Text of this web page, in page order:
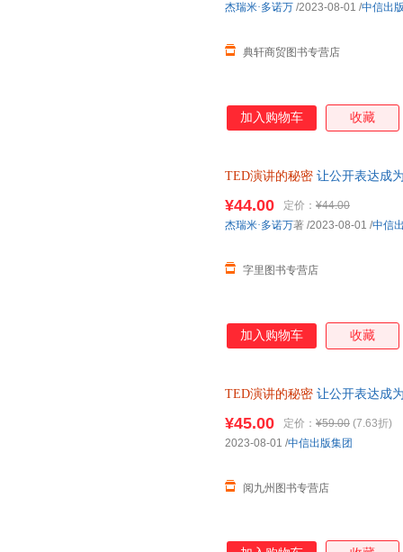
典轩商贸图书专营店
杰瑞米·多诺万 /2023-08-01 /中信出
加入购物车 收藏
TED演讲的秘密 让公开表达成
¥44.00 定价： ¥44.00
字里图书专营店
杰瑞米·多诺万著 /2023-08-01 /中信
加入购物车 收藏
TED演讲的秘密 让公开表达成
¥45.00 定价： ¥59.00 (7.63折)
阅九州图书专营店
2023-08-01 /中信出版集团